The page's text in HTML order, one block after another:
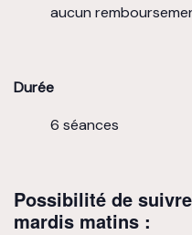
aucun
Durée
6 séances
Possibilité de
mardis matins :